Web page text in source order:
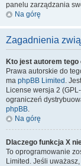
panelu zarządzania
Na górę
Zagadnienia
Kto jest autorem
Prawa autorskie do
ma phpBB Limited .
License wersja 2
ograniczeń
phpBB.
Na górę
Dlaczego funkcja X
To oprogramowanie
Limited. Jeśli